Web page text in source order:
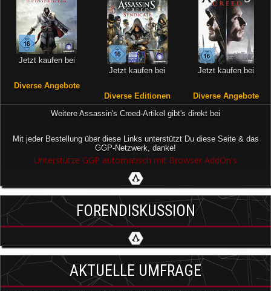
Jetzt kaufen bei
Diverse Angebote
Jetzt kaufen bei
Diverse Editionen
Jetzt kaufen bei
Diverse Angebote
Weitere Assassin's Creed-Artikel gibt's direkt bei
Mit jeder Bestellung über diese Links unterstützt Du diese Seite & das
GGP-Netzwerk, danke!
Unterstütze GGP automatisch mit Browser AddOn's
FORENDISKUSSION
AKTUELLE UMFRAGE